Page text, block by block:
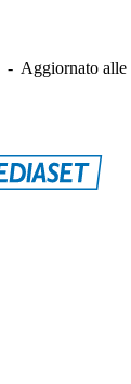
- Aggiornato alle